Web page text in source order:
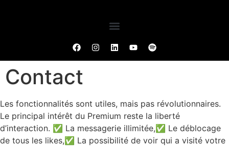
Contact
Les fonctionnalités sont utiles, mais pas révolutionnaires.
Le principal intérêt du Premium reste la liberté
d’interaction. ✅ La messagerie illimitée,✅ Le déblocage
de tous les likes,✅ La possibilité de voir qui a visité votre